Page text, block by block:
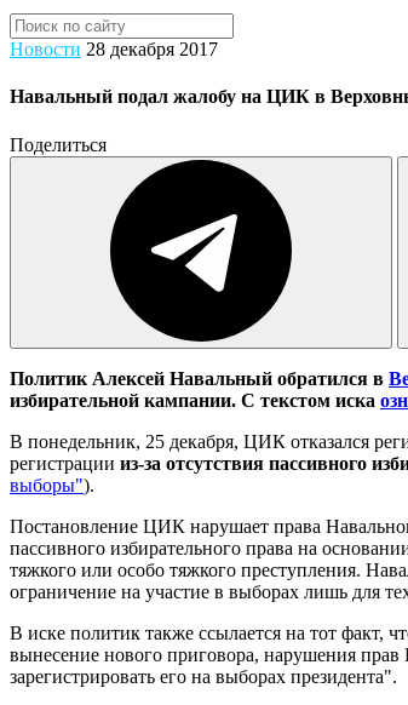
Новости 28 декабря 2017
Навальный подал жалобу на ЦИК в
Поделиться
Политик Алексей Навальный обратился в
избирательной кампании. С текстом иска
В понедельник, 25 декабря, ЦИК отказался
регистрации из-за отсутствия пассивного
выборы").
Постановление ЦИК нарушает права
пассивного избирательного права на
тяжкого или особо тяжкого преступления.
ограничение на участие в выборах лишь для
В иске политик также ссылается на тот
вынесение нового приговора, нарушения
зарегистрировать его на выборах президента".